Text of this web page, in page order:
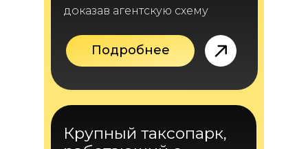
доказав агентскую схему
Подробнее
Крупный таксопарк,